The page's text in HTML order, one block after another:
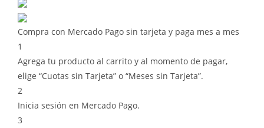
Compra con Mercado Pago sin tarjeta y paga mes a mes
1
Agrega tu producto al carrito y al momento de pagar,
elige “Cuotas sin Tarjeta” o “Meses sin Tarjeta”.
2
Inicia sesión en Mercado Pago.
3